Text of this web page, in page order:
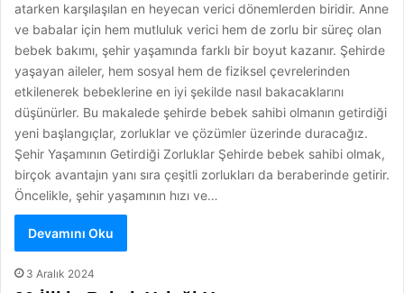
atarken karşılaşılan en heyecan verici dönemlerden biridir. Anne
ve babalar için hem mutluluk verici hem de zorlu bir süreç olan
bebek bakımı, şehir yaşamında farklı bir boyut kazanır. Şehirde
yaşayan aileler, hem sosyal hem de fiziksel çevrelerinden
etkilenerek bebeklerine en iyi şekilde nasıl bakacaklarını
düşünürler. Bu makalede şehirde bebek sahibi olmanın getirdiği
yeni başlangıçlar, zorluklar ve çözümler üzerinde duracağız.
Şehir Yaşamının Getirdiği Zorluklar Şehirde bebek sahibi olmak,
birçok avantajın yanı sıra çeşitli zorlukları da beraberinde getirir.
Öncelikle, şehir yaşamının hızı ve…
Devamını Oku
3 Aralık 2024